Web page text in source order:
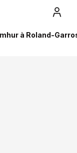
à Roland-